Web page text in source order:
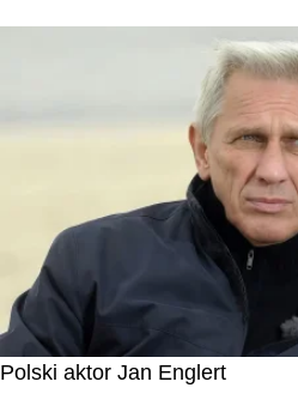
Polski aktor Jan Englert